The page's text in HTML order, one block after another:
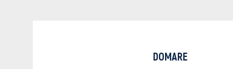
DOMARE